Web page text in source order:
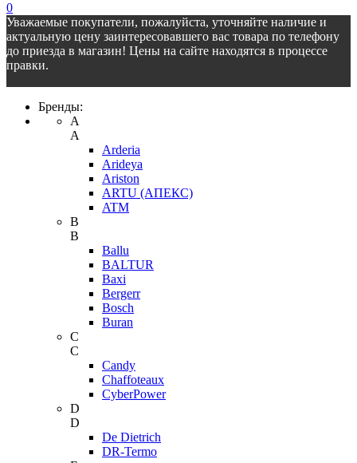
0
Уважаемые покупатели, пожалуйста, уточняйте наличие и
актуальную цену заинтересовавшего вас товара по телефону
до приезда в магазин! Цены на сайте находятся в процессе
правки.
Бренды:
A
A
Arderia
Arideya
Ariston
ARTU (АПЕКС)
ATM
B
B
Ballu
BALTUR
Baxi
Bergerr
Bosch
Buran
C
C
Candy
Chaffoteaux
CyberPower
D
D
De Dietrich
DR-Termo